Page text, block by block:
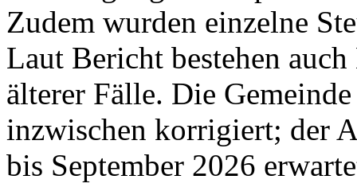
Zudem wurden einzelne
Laut Bericht bestehen
älterer Fälle. Die
inzwischen korrigiert; der
bis September 2026